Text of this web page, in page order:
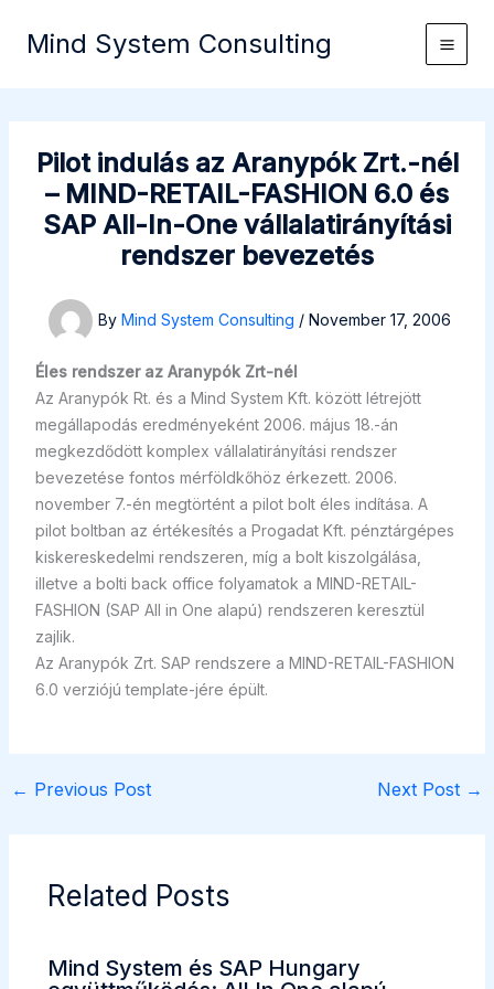
Mind System Consulting
Pilot indulás az Aranypók Zrt.-nél
– MIND-RETAIL-FASHION 6.0 és
SAP All-In-One vállalatirányítási
rendszer bevezetés
By Mind System Consulting / November 17, 2006
Éles rendszer az Aranypók Zrt-nél
Az Aranypók Rt. és a Mind System Kft. között létrejött
megállapodás eredményeként 2006. május 18.-án
megkezdődött komplex vállalatirányítási rendszer
bevezetése fontos mérföldkőhöz érkezett. 2006.
november 7.-én megtörtént a pilot bolt éles indítása. A
pilot boltban az értékesítés a Progadat Kft. pénztárgépes
kiskereskedelmi rendszeren, míg a bolt kiszolgálása,
illetve a bolti back office folyamatok a MIND-RETAIL-
FASHION (SAP All in One alapú) rendszeren keresztül
zajlik.
Az Aranypók Zrt. SAP rendszere a MIND-RETAIL-FASHION
6.0 verziójú template-jére épült.
← Previous Post Next Post →
Related Posts
Mind System és SAP Hungary